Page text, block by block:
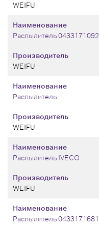
WEIFU
Производитель
WEIFU
Наименование
Распылитель 0433171092
Производитель
WEIFU
Наименование
Распылитель
Производитель
WEIFU
Наименование
Распылитель IVECO
Наименование
Распылитель 0433171681